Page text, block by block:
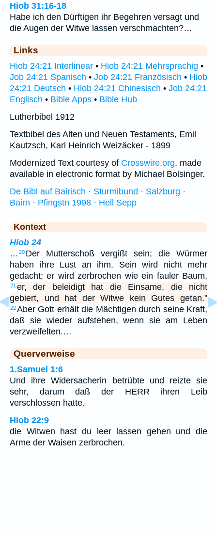
Hiob 31:16-18
Habe ich den Dürftigen ihr Begehren versagt und
die Augen der Witwe lassen verschmachten?…
Links
Hiob 24:21 Interlinear • Hiob 24:21 Mehrsprachig •
Job 24:21 Spanisch • Job 24:21 Französisch • Hiob
24:21 Deutsch • Hiob 24:21 Chinesisch • Job 24:21
Englisch • Bible Apps • Bible Hub
Lutherbibel 1912
Textbibel des Alten und Neuen Testaments, Emil
Kautzsch, Karl Heinrich Weizäcker - 1899
Modernized Text courtesy of Crosswire.org, made
available in electronic format by Michael Bolsinger.
De Bibl auf Bairisch · Sturmibund · Salzburg ·
Bairn · Pfingstn 1998 · Hell Sepp
Kontext
Hiob 24
… 20 Der Mutterschoß vergißt sein; die Würmer
haben ihre Lust an ihm. Sein wird nicht mehr
gedacht; er wird zerbrochen wie ein fauler Baum,
21 er, der beleidigt hat die Einsame, die nicht
gebiert, und hat der Witwe kein Gutes getan."
22Aber Gott erhält die Mächtigen durch seine Kraft,
daß sie wieder aufstehen, wenn sie am Leben
verzweifelten.…
Querverweise
1.Samuel 1:6
Und ihre Widersacherin betrübte und reizte sie
sehr, darum daß der HERR ihren Leib
verschlossen hatte.
Hiob 22:9
die Witwen hast du leer lassen gehen und die
Arme der Waisen zerbrochen.